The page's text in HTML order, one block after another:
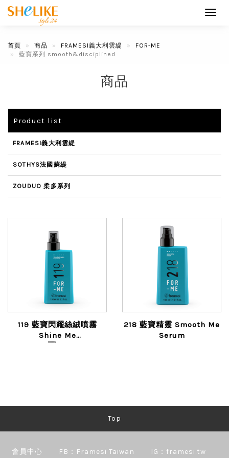
首頁 商品 FRAMESI義大利雲緹
FOR-ME
藍寶系列 smooth&disciplined
商品
Product list
FRAMESI義大利雲緹
SOTHYS法國蘇緹
ZOUDUO 柔多系列
119 藍寶閃耀絲絨噴霧
Shine Me
218 藍寶精靈 Smooth Me
Serum
Top
會員中心 FB：Framesi Taiwan IG：framesi.tw